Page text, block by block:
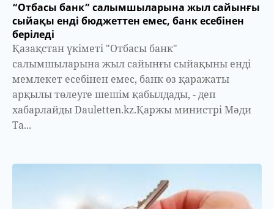
“Отбасы банк” салымшыларына жыл сайынғы
сыйақы енді бюджеттен емес, банк есебінен
беріледі
Қазақстан үкіметі "Отбасы банк"
салымшыларына жыл сайынғы сыйақыны енді
мемлекет есебінен емес, банк өз қаражаты
арқылы төлеуге шешім қабылдады, - деп
хабарлайды Dauletten.kz.Қаржы министрі Мәди
Та...